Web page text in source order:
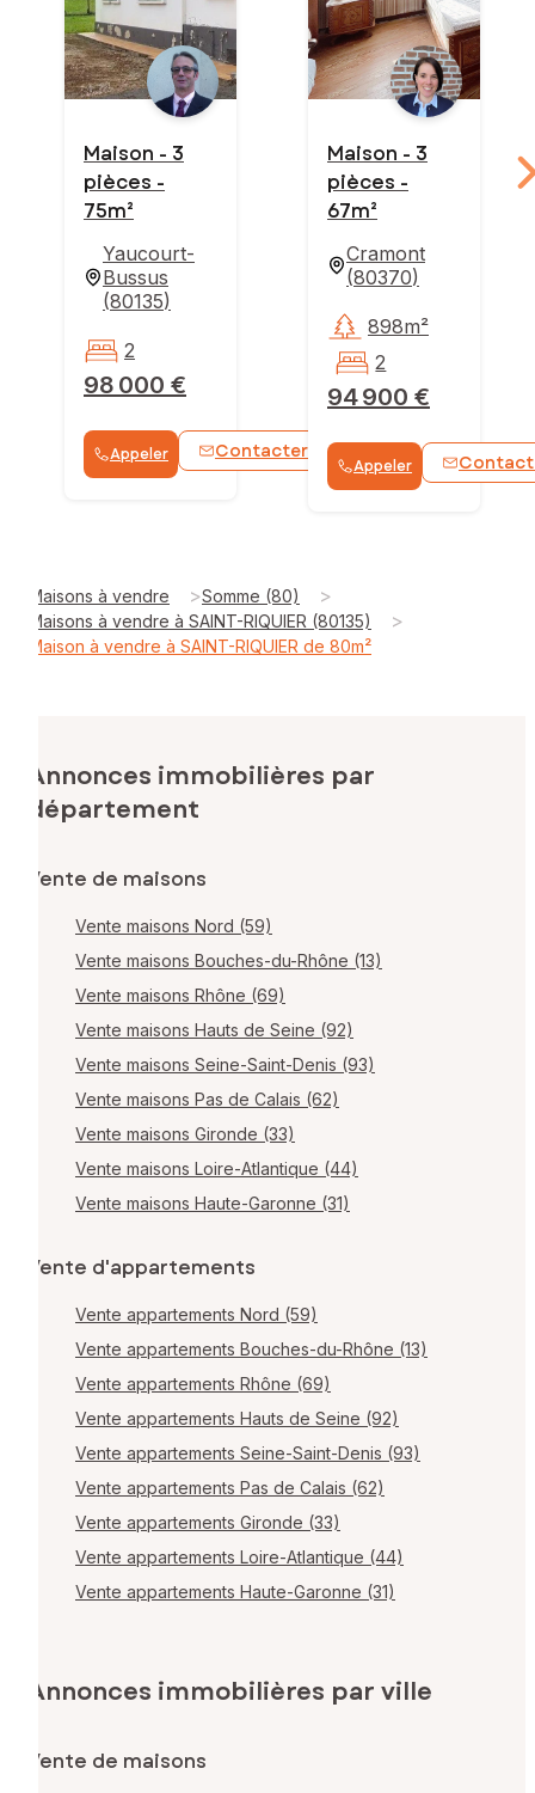
Maison - 3
pièces -
75m²
Yaucourt-
Bussus
(80135)
98 000 €
2
Appeler Contacter WhatsApp
Maison - 3
pièces -
67m²
Cramont
(80370)
94 900 €
898m²
2
Appeler
Maisons à vendre >Somme (80) >
Maisons à vendre à SAINT-RIQUIER (80135) >
Maison à vendre à SAINT-RIQUIER de 80m²
Annonces immobilières par
département
Vente de maisons
Vente maisons Nord (59)
Vente maisons Bouches-du-Rhône (13)
Vente maisons Rhône (69)
Vente maisons Hauts de Seine (92)
Vente maisons Seine-Saint-Denis (93)
Vente maisons Pas de Calais (62)
Vente maisons Gironde (33)
Vente maisons Loire-Atlantique (44)
Vente maisons Haute-Garonne (31)
Vente d'appartements
Vente appartements Nord (59)
Vente appartements Bouches-du-Rhône (13)
Vente appartements Rhône (69)
Vente appartements Hauts de Seine (92)
Vente appartements Seine-Saint-Denis (93)
Vente appartements Pas de Calais (62)
Vente appartements Gironde (33)
Vente appartements Loire-Atlantique (44)
Vente appartements Haute-Garonne (31)
Annonces immobilières par ville
Vente de maisons